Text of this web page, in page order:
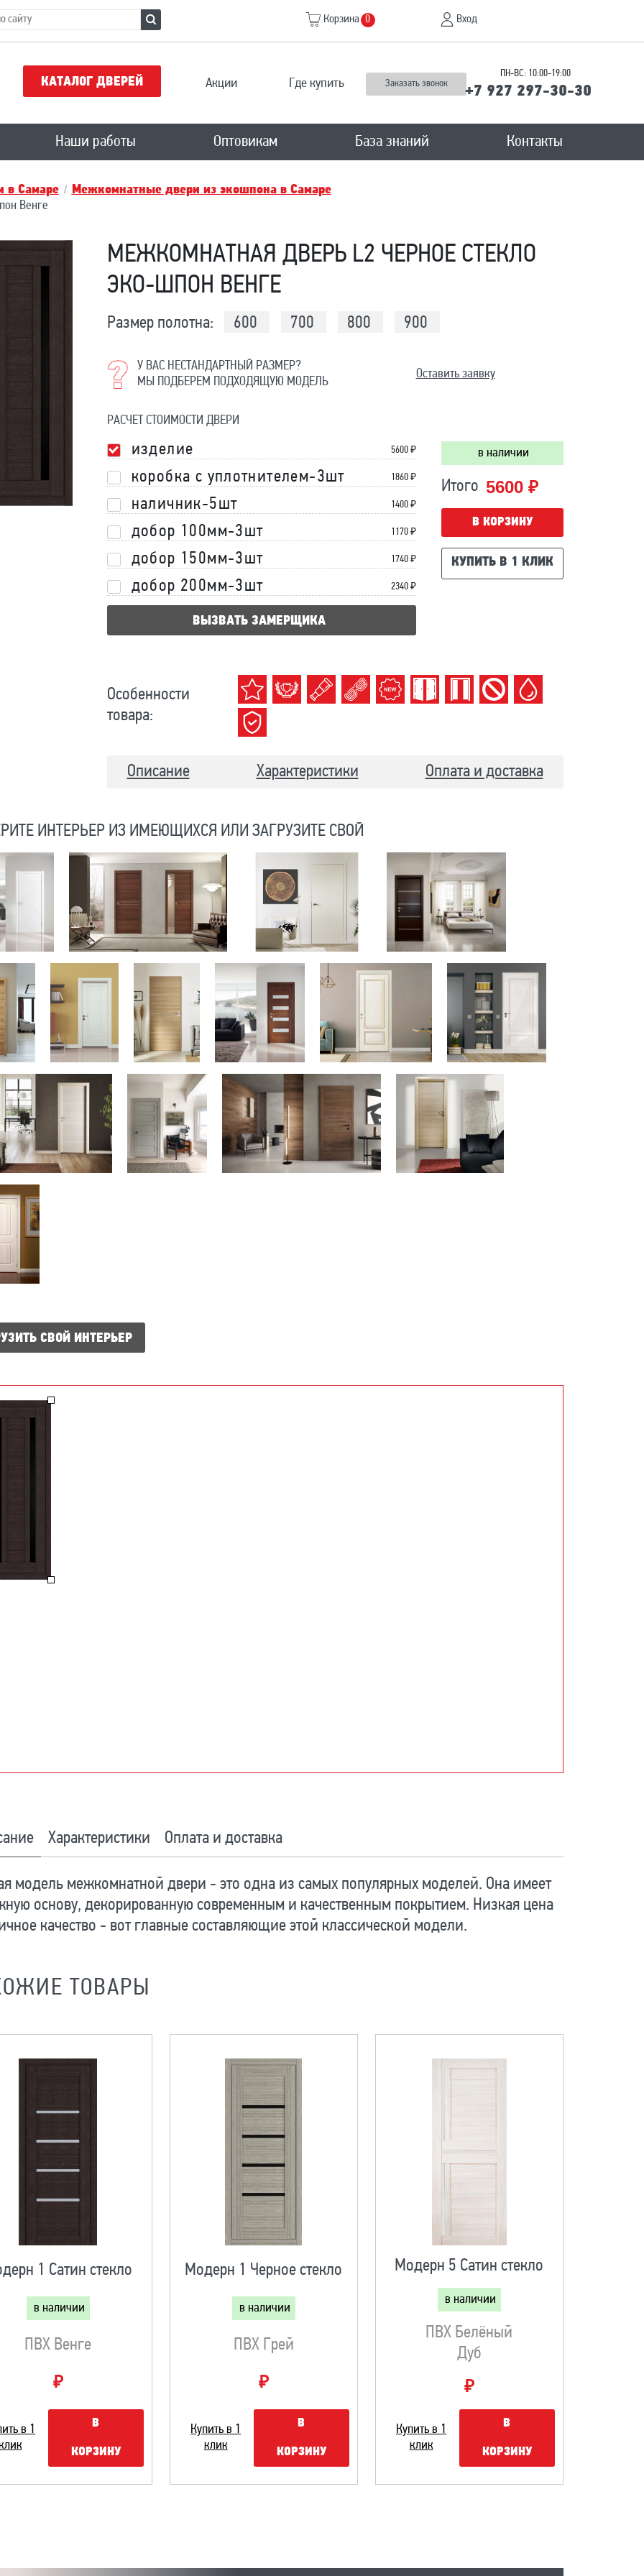
Корзина 0 Вход
КАТАЛОГ ДВЕРЕЙ Акции Где купить Заказать звонок
ПН-ВС: 10:00-19:00
+7 927 297-30-30
Наши работы Оптовикам База знаний Контакты
в Самаре
Межкомнатные двери из экошпона в Самаре
Венге
МЕЖКОМНАТНАЯ ДВЕРЬ L2 ЧЕРНОЕ СТЕКЛО
ЭКО-ШПОН ВЕНГЕ
Размер полотна: 600 700 800 900
У ВАС НЕСТАНДАРТНЫЙ РАЗМЕР?
МЫ ПОДБЕРЕМ ПОДХОДЯЩУЮ МОДЕЛЬ
Оставить заявку
РАСЧЕТ СТОИМОСТИ ДВЕРИ
изделие 5600₽
коробка с уплотнителем-3шт 1860 ₽
наличник-5шт 1400 ₽
добор 100мм-3шт 1170 ₽
добор 150мм-3шт 1740 ₽
добор 200мм-3шт 2340 ₽
ВЫЗВАТЬ ЗАМЕРЩИКА
в наличии
Итого 5600 ₽
В КОРЗИНУ
КУПИТЬ В 1 КЛИК
Особенности
товара:
Описание Характеристики Оплата и доставка
ИНТЕРЬЕР ИЗ ИМЕЮЩИХСЯ ИЛИ ЗАГРУЗИТЕ СВОЙ
СВОЙ ИНТЕРЬЕР
Характеристики Оплата и доставка
модель межкомнатной двери - это одна из самых популярных моделей. Она имеет
основу, декорированную современным и качественным покрытием. Низкая цена
качество - вот главные составляющие этой классической модели.
ТОВАРЫ
1 Сатин стекло
в наличии
ПВХ Венге
₽
в 1
В
КОРЗИНУ
Модерн 1 Черное стекло
в наличии
ПВХ Грей
₽
Купить в 1
клик
В
КОРЗИНУ
Модерн 5 Сатин стекло
в наличии
ПВХ Белёный
Дуб
₽
Купить в 1
клик
В
КОРЗИНУ